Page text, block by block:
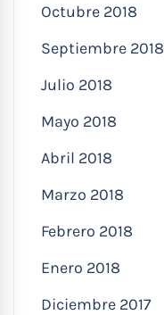
Octubre 2018
Septiembre 2018
Julio 2018
Mayo 2018
Abril 2018
Marzo 2018
Febrero 2018
Enero 2018
Diciembre 2017